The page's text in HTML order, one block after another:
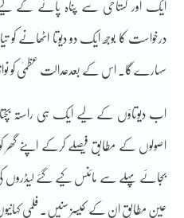
ایک اور گستاخی سے پناہ پانے کے
درخواست کا بوجھ ایک دو دیوتا اٹھانے کو
سہارے گا۔ اس کے بعدعدالت عظمیٰ کو
اب دیوتاؤں کے لیے ایک ہی راستہ
اصولوں کے مطابق فیصلے کرکے اپنے گھر
بجائے پہلے سے مائنس کیے گئے لیڈروں
عین مطابق ان کے کیسز سنیں۔ فلمی